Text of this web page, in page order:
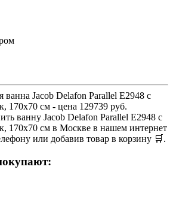
ванна Jacob Delafon Parallel E2948 с
170х70 см - цена 129739 руб.
ванну Jacob Delafon Parallel E2948 с
170х70 см в Москве в нашем интернет
или добавив товар в корзину 🛒.